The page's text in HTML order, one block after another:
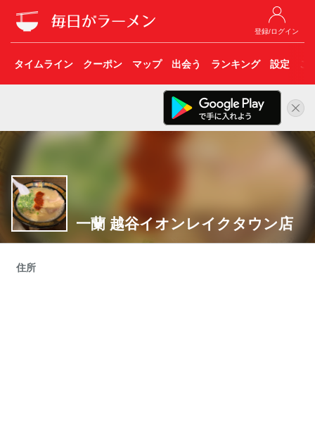
登録/ログイン
タイムライン クーポン マップ 出会う ランキング 設定 こ
一蘭 越谷イオンレイクタウン店
住所